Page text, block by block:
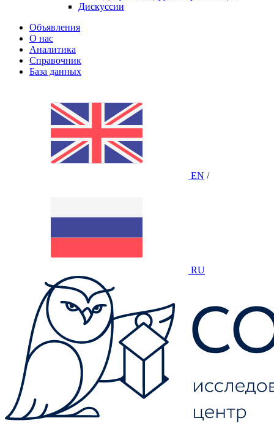
Дискуссии
Объявления
О нас
Аналитика
Справочник
База данных
EN /
RU